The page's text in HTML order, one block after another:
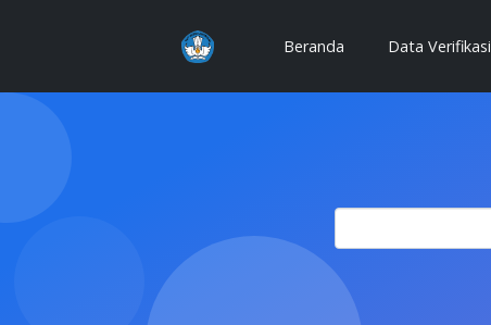
Beranda(current)Data Verifikasi